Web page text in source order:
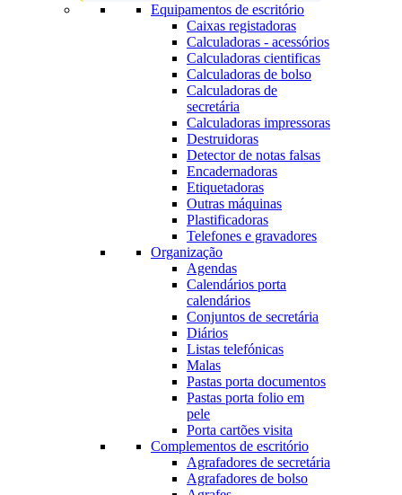
Equipamentos de escritório
Caixas registadoras
Calculadoras - acessórios
Calculadoras cientificas
Calculadoras de bolso
Calculadoras de
secretária
Calculadoras impressoras
Destruidoras
Detector de notas falsas
Encadernadoras
Etiquetadoras
Outras máquinas
Plastificadoras
Telefones e gravadores
Organização
Agendas
Calendários porta
calendários
Conjuntos de secretária
Diários
Listas telefónicas
Malas
Pastas porta documentos
Pastas porta folio em
pele
Porta cartões visita
Complementos de escritório
Agrafadores de secretária
Agrafadores de bolso